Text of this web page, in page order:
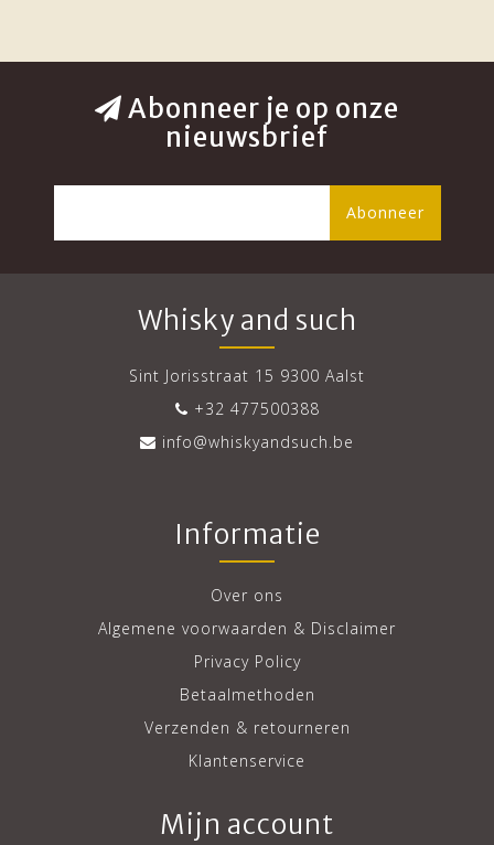
Abonneer je op onze
nieuwsbrief
Abonneer
Whisky and such
Sint Jorisstraat 15 9300 Aalst
+32 477500388
info@whiskyandsuch.be
Informatie
Over ons
Algemene voorwaarden & Disclaimer
Privacy Policy
Betaalmethoden
Verzenden & retourneren
Klantenservice
Mijn account